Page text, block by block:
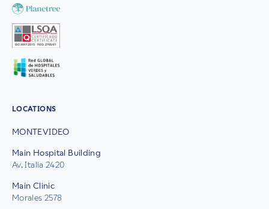
LOCATIONS
MONTEVIDEO
Main Hospital Building
Av. Italia 2420
Main Clinic
Morales 2578